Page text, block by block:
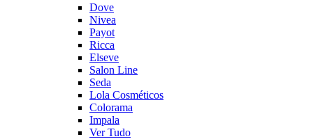
Dove
Nivea
Payot
Ricca
Elseve
Salon Line
Seda
Lola Cosméticos
Colorama
Impala
Ver Tudo